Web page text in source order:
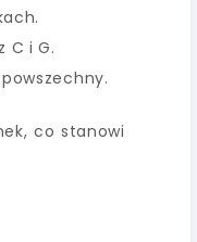
C i G.
co stanowi